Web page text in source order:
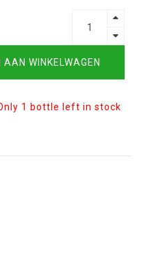
AAN WINKELWAGEN
1 bottle left in stock